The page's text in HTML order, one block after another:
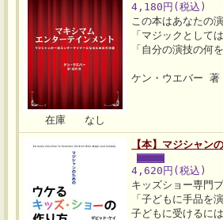
在庫 なし
4,180円(税込)
この本はあなたの
「マジックとして
「自分の演技の何
ケン・ウエバー
【本】マジシャン
4,620円(税込)
キッズショー専門
「子どもに手品を
子どもに受けるに